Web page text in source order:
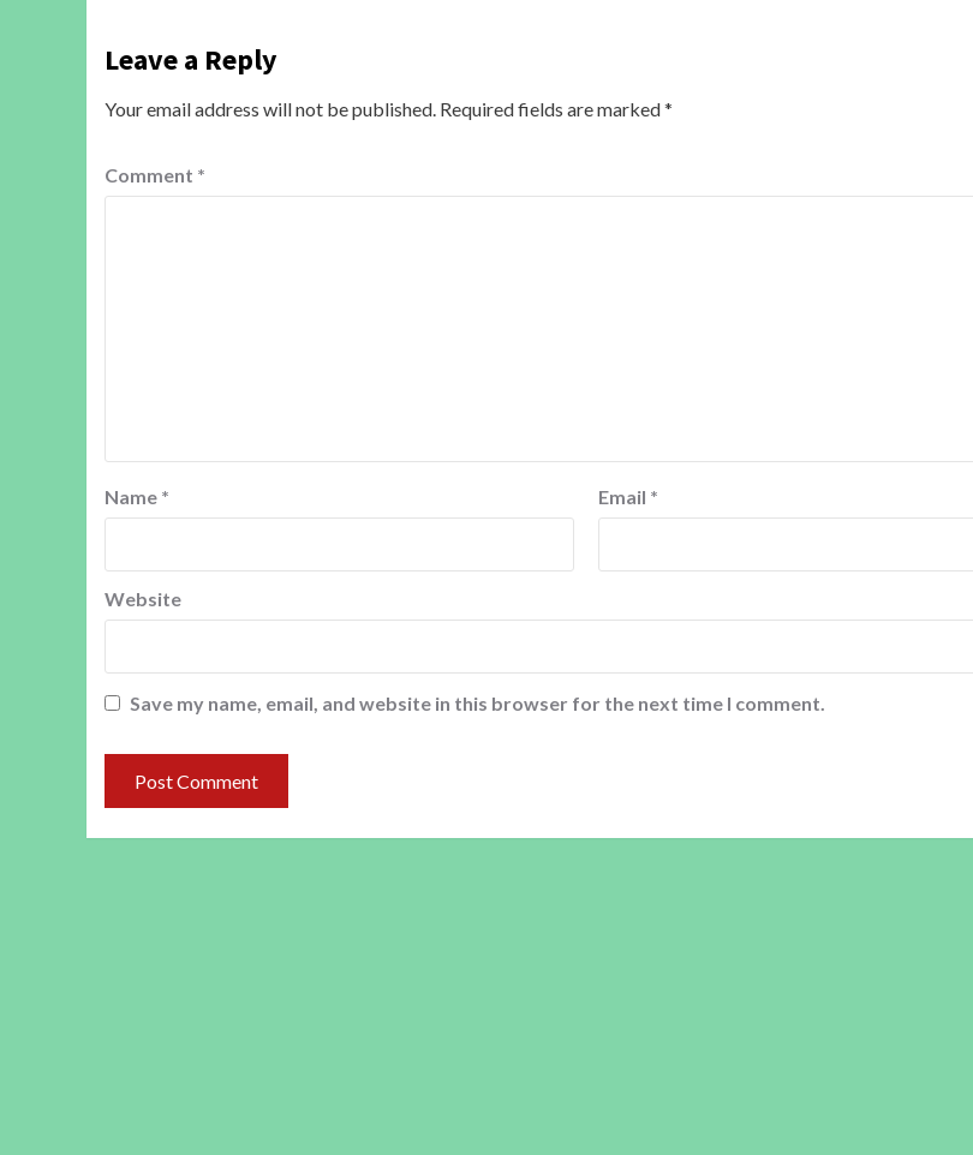
Leave a Reply
Your email address will not be published. Required fields are marked*
Comment *
Name * Email *
Website
Save my name, email, and website in this browser for the next time I comment.